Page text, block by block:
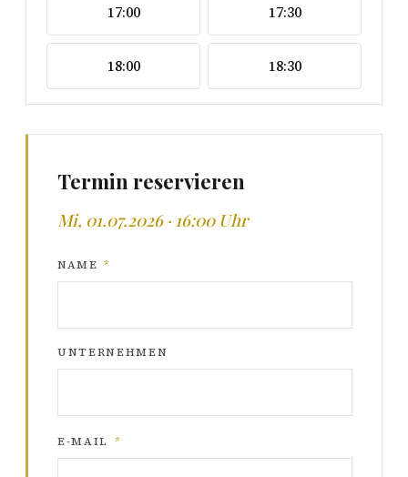
17:00 17:30
18:00 18:30
Termin reservieren
Mi, 01.07.2026 · 16:00 Uhr
NAME *
UNTERNEHMEN
E-MAIL *